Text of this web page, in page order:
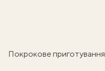
Покрокове приготування